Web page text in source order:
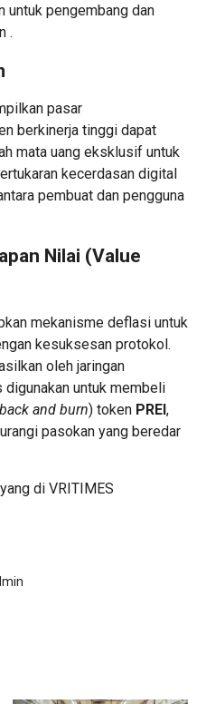
untuk pengembang dan
.
pasar
berkinerja tinggi dapat
mata uang eksklusif untuk
kecerdasan digital
pembuat dan pengguna
Nilai (Value
mekanisme deflasi untuk
kesuksesan protokol.
oleh jaringan
untuk membeli
and burn) token PREI ,
pasokan yang beredar
di VRITIMES